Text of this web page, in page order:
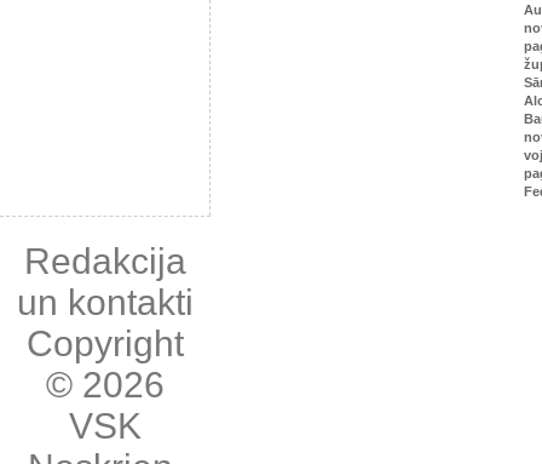
Redakcija
un kontakti
Copyright
© 2026
VSK